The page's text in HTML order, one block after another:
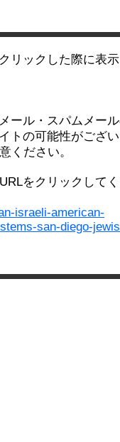
リックした際に表
ール・スパムメー
トの可能性がござ
ください。
をクリックして
israeli-american-
san-diego-